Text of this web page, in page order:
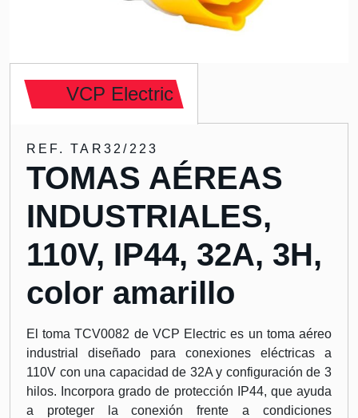
VCP Electric
REF. TAR32/223
TOMAS AÉREAS
INDUSTRIALES,
110V, IP44, 32A, 3H,
color amarillo
El toma TCV0082 de VCP Electric es un toma aéreo
industrial diseñado para conexiones eléctricas a
110V con una capacidad de 32A y configuración de 3
hilos. Incorpora grado de protección IP44, que ayuda
a proteger la conexión frente a condiciones